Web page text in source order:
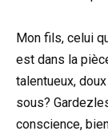
Mon fils, celui
est dans la
talentueux,
sous?
conscience,